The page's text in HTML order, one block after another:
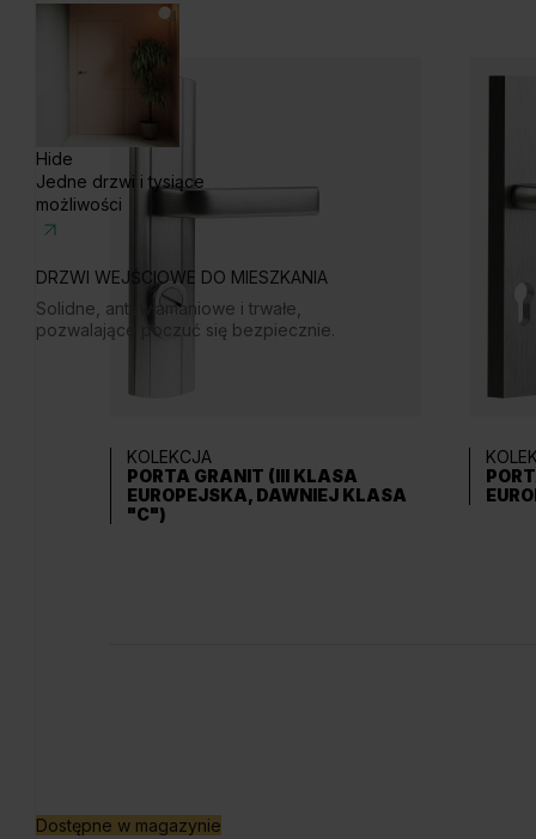
Hide
Jedne drzwi i tysiące
możliwości
DRZWI WEJŚCIOWE DO MIESZKANIA
Solidne, antywłamaniowe i trwałe,
pozwalające poczuć się bezpiecznie.
Dostępne w magazynie
KOLEKCJA
PORTA GRANIT (III KLASA
EUROPEJSKA, DAWNIEJ KLASA
"C")